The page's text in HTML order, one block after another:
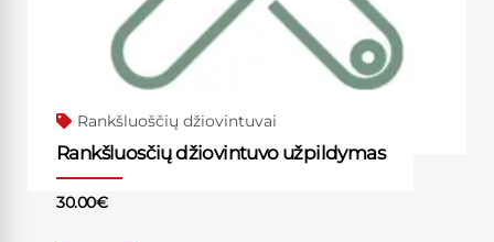
Rankšluoščių džiovintuvai
Rankšluosčių džiovintuvo užpildymas
30.00€